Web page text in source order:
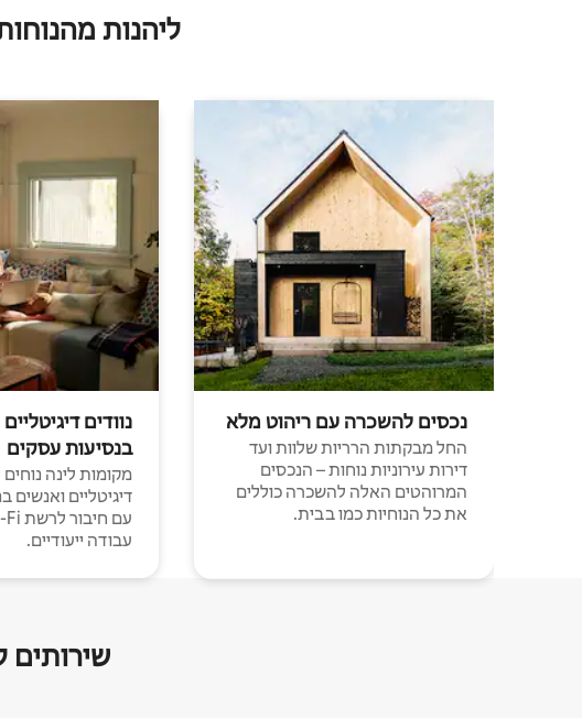
ליהנות
נכסים להשכרה עם ריהוט מלא
החל מבקתות הרריות שלוות ועד
דירות עירוניות נוחות – הנכסים
המרוהטים האלה להשכרה כוללים
את כל הנוחיות כמו בבית.
נוודים
בנסיעות עסקים
מקומות לינה נוחים
דיגיטליים ואנשים
עבודה ייעודיים.
שירותים